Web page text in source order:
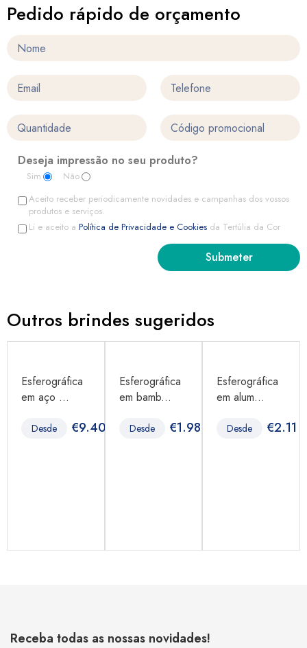
Pedido rápido de orçamento
Deseja impressão no seu produto?
Sim
Não
Aceito receber periodicamente novidades e campanhas dos vossos
produtos e serviços.
Li e aceito a Política de Privacidade e Cookies da Tertúlia da Cor
Outros brindes sugeridos
Esferográfica
em aço ...
Desde €9.40
Esferográfica
em bamb...
Desde €1.98
Esferográfica
em alum...
Desde €2.11
Receba todas as nossas novidades!